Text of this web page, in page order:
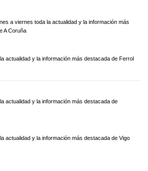
a viernes toda la actualidad y la información más
A Coruña
actualidad y la información más destacada de Ferrol
actualidad y la información más destacada de
actualidad y la información más destacada de Vigo